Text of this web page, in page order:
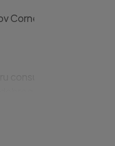
Corneliu.